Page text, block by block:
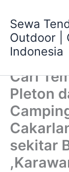
content
Sewa
Outdoor |
Indonesia
Cari
Pleton
sekitar